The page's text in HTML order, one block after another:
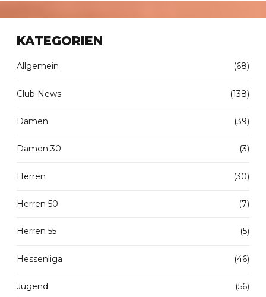
KATEGORIEN
Allgemein (68)
Club News (138)
Damen (39)
Damen 30 (3)
Herren (30)
Herren 50 (7)
Herren 55 (5)
Hessenliga (46)
Jugend (56)